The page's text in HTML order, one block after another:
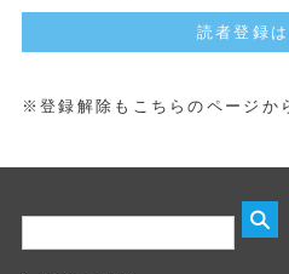
読者登録
※登録解除もこちらのページか